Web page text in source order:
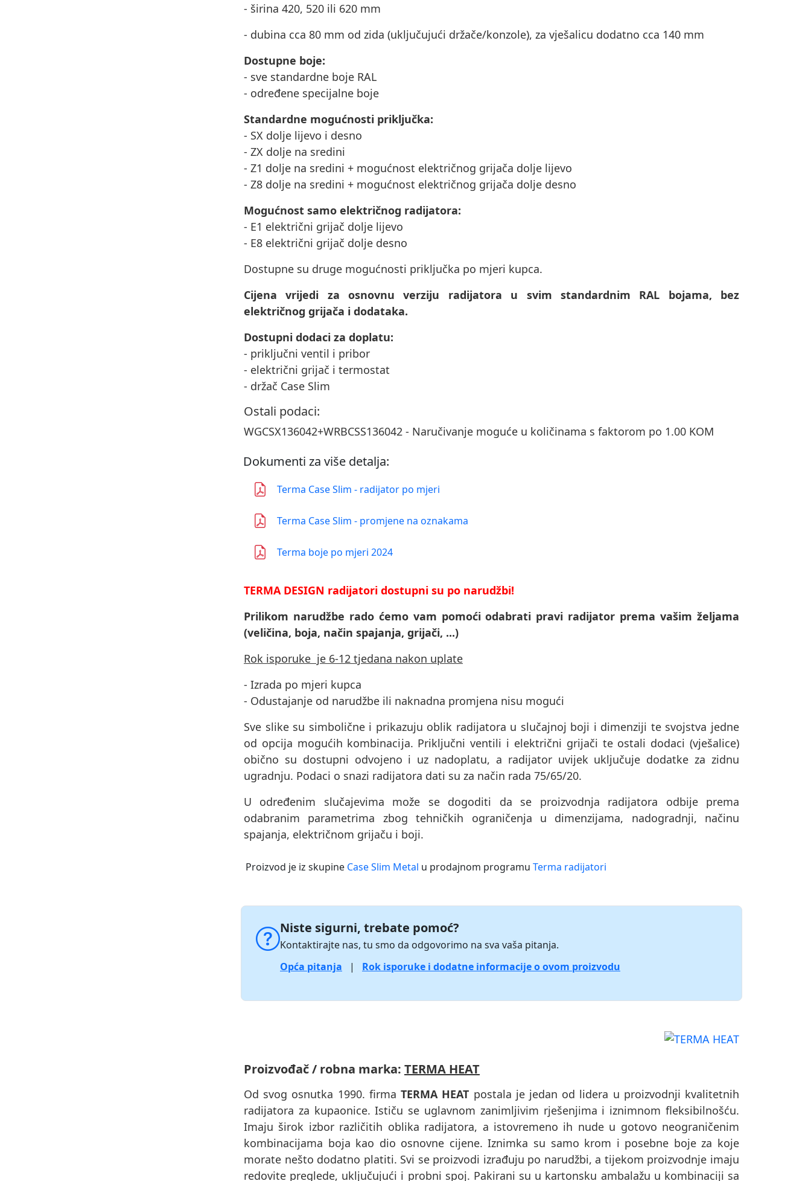
- širina 420, 520 ili 620 mm
- dubina cca 80 mm od zida (uključujući držače/konzole), za vješalicu dodatno cca 140 mm
Dostupne boje:
- sve standardne boje RAL
- određene specijalne boje
Standardne mogućnosti priključka:
- SX dolje lijevo i desno
- ZX dolje na sredini
- Z1 dolje na sredini + mogućnost električnog grijača dolje lijevo
- Z8 dolje na sredini + mogućnost električnog grijača dolje desno
Mogućnost samo električnog radijatora:
- E1 električni grijač dolje lijevo
- E8 električni grijač dolje desno
Dostupne su druge mogućnosti priključka po mjeri kupca.
Cijena vrijedi za osnovnu verziju radijatora u svim standardnim RAL bojama, bez
električnog grijača i dodataka.
Dostupni dodaci za doplatu:
- priključni ventil i pribor
- električni grijač i termostat
- držač Case Slim
Ostali podaci:
WGCSX136042+WRBCSS136042 - Naručivanje moguće u količinama s faktorom po 1.00 KOM
Dokumenti za više detalja:
Terma Case Slim - radijator po mjeri
Terma Case Slim - promjene na oznakama
Terma boje po mjeri 2024
TERMA DESIGN radijatori dostupni su po narudžbi!
Prilikom narudžbe rado ćemo vam pomoći odabrati pravi radijator prema vašim željama
(veličina, boja, način spajanja, grijači, ...)
Rok isporuke je 6-12 tjedana nakon uplate
- Izrada po mjeri kupca
- Odustajanje od narudžbe ili naknadna promjena nisu mogući
Sve slike su simbolične i prikazuju oblik radijatora u slučajnoj boji i dimenziji te svojstva jedne
od opcija mogućih kombinacija. Priključni ventili i električni grijači te ostali dodaci (vješalice)
obično su dostupni odvojeno i uz nadoplatu, a radijator uvijek uključuje dodatke za zidnu
ugradnju. Podaci o snazi ​​radijatora dati su za način rada 75/65/20.
U određenim slučajevima može se dogoditi da se proizvodnja radijatora odbije prema
odabranim parametrima zbog tehničkih ograničenja u dimenzijama, nadogradnji, načinu
spajanja, električnom grijaču i boji.
Proizvod je iz skupine Case Slim Metal u prodajnom programu Terma radijatori
Niste sigurni, trebate pomoć?
Kontaktirajte nas, tu smo da odgovorimo na sva vaša pitanja.
Opća pitanja
| Rok isporuke i dodatne informacije o ovom proizvodu
Proizvođač / robna marka: TERMA HEAT
Od svog osnutka 1990. firmaTERMA HEAT postala je jedan od lidera u proizvodnji kvalitetnih
radijatora za kupaonice. Ističu se uglavnom zanimljivim rješenjima i iznimnom fleksibilnošću.
Imaju širok izbor različitih oblika radijatora, a istovremeno ih nude u gotovo neograničenim
kombinacijama boja kao dio osnovne cijene. Iznimka su samo krom i posebne boje za koje
morate nešto dodatno platiti. Svi se proizvodi izrađuju po narudžbi, a tijekom proizvodnje imaju
redovite preglede, uključujući i probni spoj. Pakirani su u kartonsku ambalažu u kombinaciji sa